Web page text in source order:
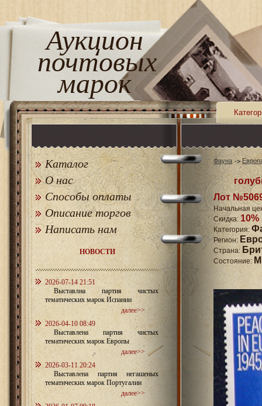
Аукцион
почтовых
марок
Каталог
О нас
Способы оплаты
Описание торгов
Написать нам
НОВОСТИ
2026-07-14 21:51
Выставлна партия чистых
тематических марок Испании
далее>>
2026-04-10 08:49
Выставлена партия чистых
тематических марок Европы
далее>>
2026-03-11 20:24
Выставлена партия негашеных
тематических марок Португалии
далее>>
Фауна
Лот
Начальная
Скидка: 10%
Категория:
Регион:
Страна:
Состояние: